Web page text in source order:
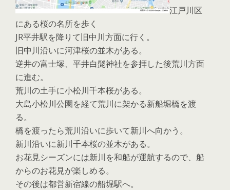
江戸川区
にある桜の名所を歩く
JR平井駅を降りて旧中川方面に行く。
旧中川沿いに河津桜の並木がある。
逆井の富士塚、平井白髭神社を参拝した後荒川方面
に進む。
荒川の土手に小松川千本桜がある。
大島小松川公園を経て荒川に架かる新船堀橋を渡
る。
橋を渡ったら荒川沿いに歩いて新川へ向かう。
新川沿いに新川千本桜の並木がある。
お花見シーズンには新川を和船が運航するので、船
からのお花見が楽しめる。
その後は都営新宿線の船堀駅へ。